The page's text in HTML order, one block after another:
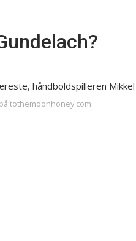
håndboldspilleren
tothemoonhoney.com